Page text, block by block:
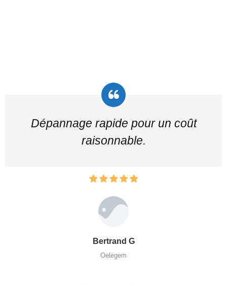
Dépannage rapide pour un coût
raisonnable.
Bertrand G
Oelegem